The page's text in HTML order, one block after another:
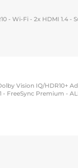
- Wi-Fi - 2x HDMI 1.4 -
Vision IQ/HDR10+
FreeSync Premium -